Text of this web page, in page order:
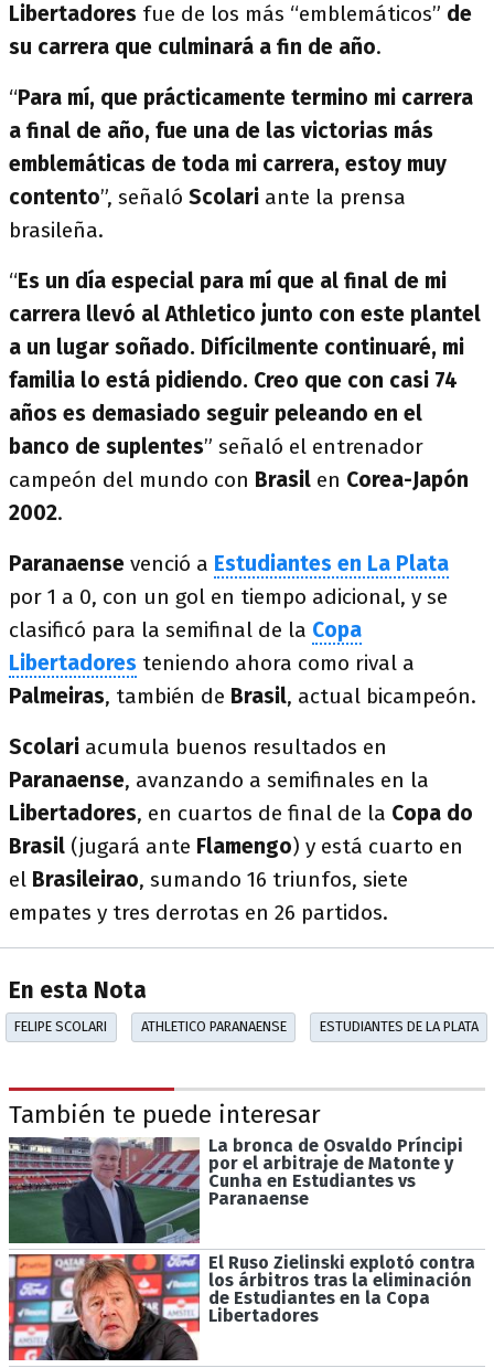
Libertadores fue de los más “emblemáticos” de
su carrera que culminará a fin de año.
“Para mí, que prácticamente termino mi carrera
a final de año, fue una de las victorias más
emblemáticas de toda mi carrera, estoy muy
contento”, señaló Scolari ante la prensa
brasileña.
“Es un día especial para mí que al final de mi
carrera llevó al Athletico junto con este plantel
a un lugar soñado. Difícilmente continuaré, mi
familia lo está pidiendo. Creo que con casi 74
años es demasiado seguir peleando en el
banco de suplentes” señaló el entrenador
campeón del mundo con Brasil en Corea-Japón
2002.
Paranaense venció a Estudiantes en La Plata
por 1 a 0, con un gol en tiempo adicional, y se
clasificó para la semifinal de la Copa
Libertadores teniendo ahora como rival a
Palmeiras, también de Brasil, actual bicampeón.
Scolari acumula buenos resultados en
Paranaense, avanzando a semifinales en la
Libertadores, en cuartos de final de la Copa do
Brasil (jugará ante Flamengo) y está cuarto en
el Brasileirao, sumando 16 triunfos, siete
empates y tres derrotas en 26 partidos.
En esta Nota
FELIPE SCOLARI ATHLETICO PARANAENSE ESTUDIANTES DE LA PLATA
También te puede interesar
La bronca de Osvaldo Príncipi
por el arbitraje de Matonte y
Cunha en Estudiantes vs
Paranaense
El Ruso Zielinski explotó contra
los árbitros tras la eliminación
de Estudiantes en la Copa
Libertadores